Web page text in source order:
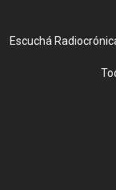
Escuchá